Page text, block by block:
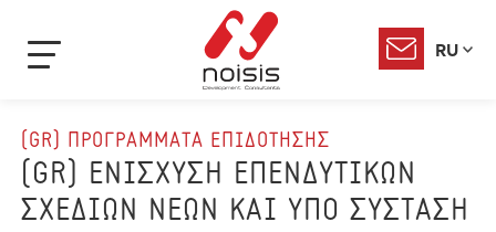
RU
(GR) ΠΡΟΓΡΑΜΜΑΤΑ ΕΠΙΔΟΤΗΣΗΣ
(GR) ΕΝΙΣΧΥΣΗ ΕΠΕΝΔΥΤΙΚΩΝ
ΣΧΕΔΙΩΝ ΝΕΩΝ ΚΑΙ ΥΠΟ ΣΥΣΤΑΣΗ